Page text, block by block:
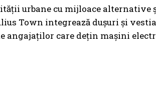
urbane cu mijloace alternative
Town integrează dușuri și
angajaților care dețin mașini